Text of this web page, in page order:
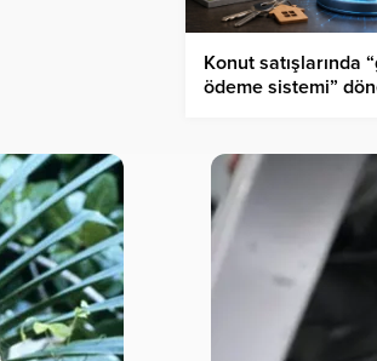
Konut satışlarında
ödeme sistemi”